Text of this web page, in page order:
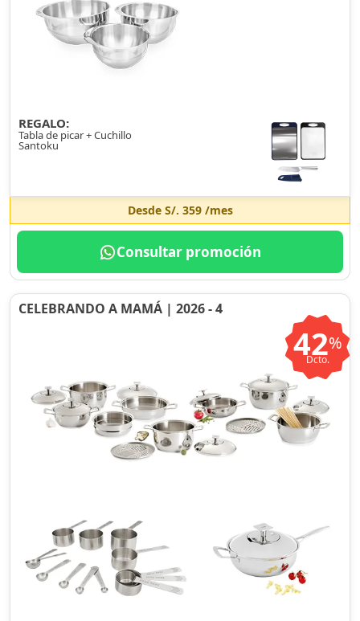
REGALO:
Tabla de picar + Cuchillo
Santoku
Desde S/. 359/mes
Consultar promoción
CELEBRANDO A MAMÁ | 2026 - 4
42%
Dcto.